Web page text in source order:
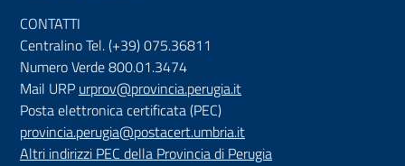
CONTATTI
Centralino Tel. (+39) 075.36811
Numero Verde 800.01.3474
Mail URP urprov@provincia.perugia.it
Posta elettronica certificata (PEC)
provincia.perugia@postacert.umbria.it
Altri indirizzi PEC della Provincia di Perugia